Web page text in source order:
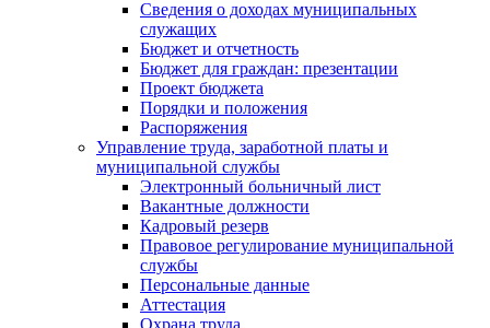
Сведения о доходах муниципальных
служащих
Бюджет и отчетность
Бюджет для граждан: презентации
Проект бюджета
Порядки и положения
Распоряжения
Управление труда, заработной платы и
муниципальной службы
Электронный больничный лист
Вакантные должности
Кадровый резерв
Правовое регулирование муниципальной
службы
Персональные данные
Аттестация
Охрана труда